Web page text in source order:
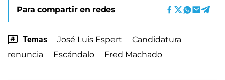
Para compartir en redes
Temas José Luis Espert
Candidatura
renuncia
Escándalo Fred Machado